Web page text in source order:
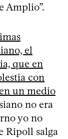
Amplio”.
el
que en
con
un medio
no era
yo no
Ripoll salga